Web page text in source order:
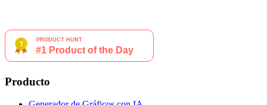
Producto